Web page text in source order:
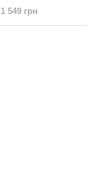
1 549 грн